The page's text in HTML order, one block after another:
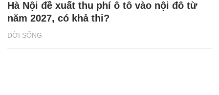
ĐỜI SỐNG
Hà Nội đề xuất thu phí ô tô vào nội đô từ
năm 2027, có khả thi?